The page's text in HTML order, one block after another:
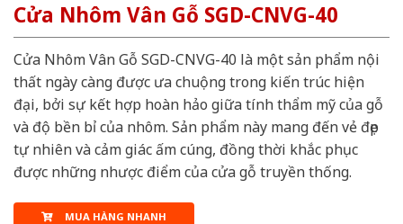
Cửa Nhôm Vân Gỗ SGD-CNVG-40
Cửa Nhôm Vân Gỗ SGD-CNVG-40 là một sản phẩm nội
thất ngày càng được ưa chuộng trong kiến trúc hiện
đại, bởi sự kết hợp hoàn hảo giữa tính thẩm mỹ của gỗ
và độ bền bỉ của nhôm. Sản phẩm này mang đến vẻ đẹp
tự nhiên và cảm giác ấm cúng, đồng thời khắc phục
được những nhược điểm của cửa gỗ truyền thống.
MUA HÀNG NHANH